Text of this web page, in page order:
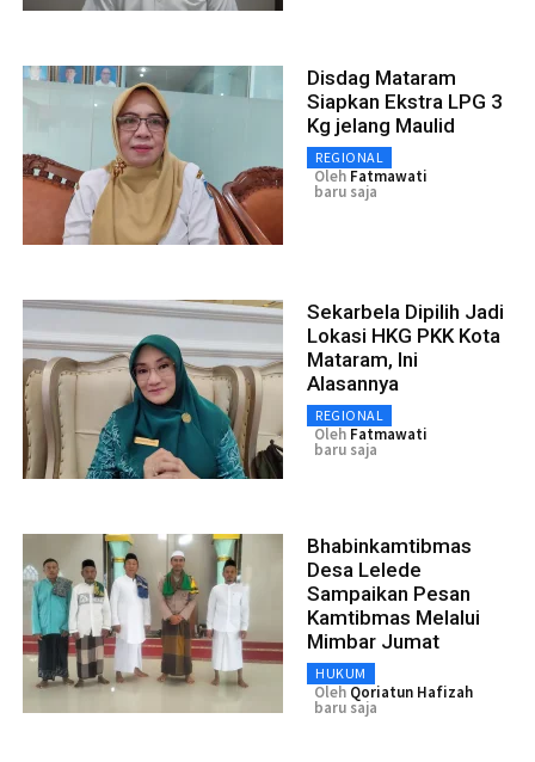
Disdag Mataram
Siapkan Ekstra LPG 3
Kg jelang Maulid
REGIONAL
Oleh Fatmawati
baru saja
Sekarbela Dipilih Jadi
Lokasi HKG PKK Kota
Mataram, Ini
Alasannya
REGIONAL
Oleh Fatmawati
baru saja
Bhabinkamtibmas
Desa Lelede
Sampaikan Pesan
Kamtibmas Melalui
Mimbar Jumat
HUKUM
Oleh Qoriatun Hafizah
baru saja